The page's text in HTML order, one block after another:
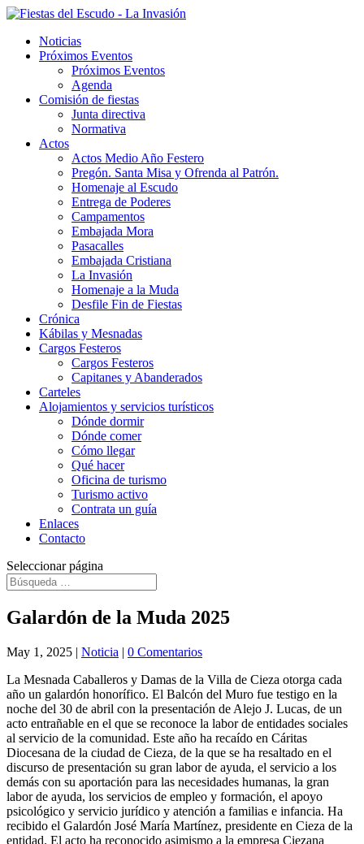
Noticias
Próximos Eventos
Próximos Eventos
Agenda
Comisión de fiestas
Junta directiva
Normativa
Actos
Actos Medio Año Festero
Pregón. Santa Misa y Ofrenda al Patrón.
Homenaje al Escudo
Entrega de Poderes
Campamentos
Embajada Mora
Pasacalles
Embajada Cristiana
La Invasión
Homenaje a la Muda
Desfile Fin de Fiestas
Crónica
Kábilas y Mesnadas
Cargos Festeros
Cargos Festeros
Capitanes y Abanderados
Carteles
Alojamientos y servicios turísticos
Dónde dormir
Dónde comer
Cómo llegar
Qué hacer
Oficina de turismo
Turismo activo
Contrata un guía
Enlaces
Contacto
Seleccionar página
Galardón de la Muda 2025
May 1, 2025 | Noticia | 0 Comentarios
La Mesnada Caballeros y Damas de la Villa de Cieza otorga cada
año un galardón honorífico. El Balcón del Muro fue testigo en la
noche del 30 de abril con la presentación de Alejo J. Lucas, de un
acto entrañable en el que se reconoce la labor de entidades sociales
al servicio de la comunidad. Este año ha recaído en Cáritas
Diocesana de la ciudad de Cieza, de la que se ha resaltado en el
discurso de presentación su gran labor de ayuda, el servicio a los
demás con su aportación para las necesidades humanas, la gran
labor de ayuda, los servicios de empleo y formación, el apoyo
psicológico y servicio jurídico y atención a familias e infancia. Ha
recibido el Galardón José María Martínez, presidente en Cieza de la
entidad. El acto ha reconocido asimismo a la empresa Ciezana